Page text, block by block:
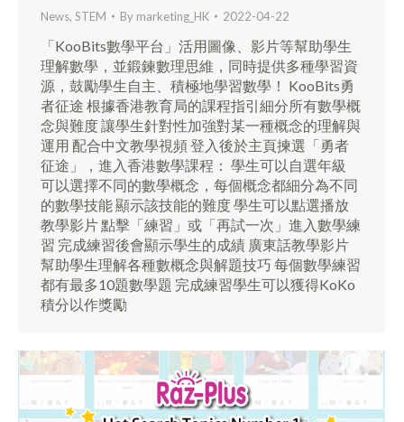
News, STEM By marketing_HK 2022-04-22
「KooBits數學平台」活用圖像、影片等幫助學生
理解數學，並鍛鍊數理思維，同時提供多種學習資
源，鼓勵學生自主、積極地學習數學！ KooBits勇
者征途 根據香港教育局的課程指引細分所有數學概
念與難度 讓學生針對性加強對某一種概念的理解與
運用 配合中文教學視頻 登入後於主頁揀選「勇者
征途」，進入香港數學課程： 學生可以自選年級
可以選擇不同的數學概念，每個概念都細分為不同
的數學技能 顯示該技能的難度 學生可以點選播放
教學影片 點擊「練習」或「再試一次」進入數學練
習 完成練習後會顯示學生的成績 廣東話教學影片
幫助學生理解各種數概念與解題技巧 每個數學練習
都有最多10題數學題 完成練習學生可以獲得KoKo
積分以作獎勵